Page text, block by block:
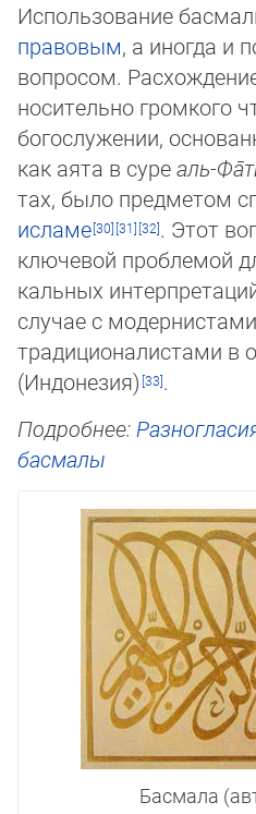
Использование
правовым, а иногда и
вопросом.
но­си­тельно громкого
богослужении,
как аята в суреаль-
тах, было предметом
ис­ла­ме
. Этот
ключевой проблемой
каль­ных
случае с
традиционалистами в
(Индонезия)
.
Подробнее:
басмалы
Басмала